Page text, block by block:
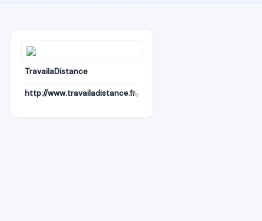
TravailaDistance
http://www.travailadistance.fr